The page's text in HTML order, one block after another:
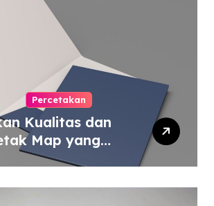
Percetakan
Kualitas dan
Map yang
Mahal